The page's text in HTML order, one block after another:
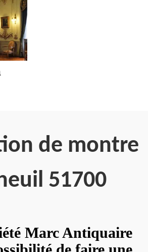
de montre
51700
Marc Antiquaire